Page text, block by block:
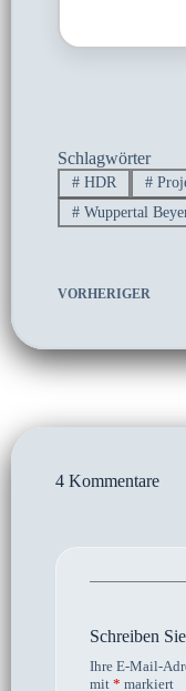
Schlagwörter
#HDR #
#Wuppertal
VORHERIGER
4 Kommentare
Schreiben
Ihre E-Mail-
mit * markiert